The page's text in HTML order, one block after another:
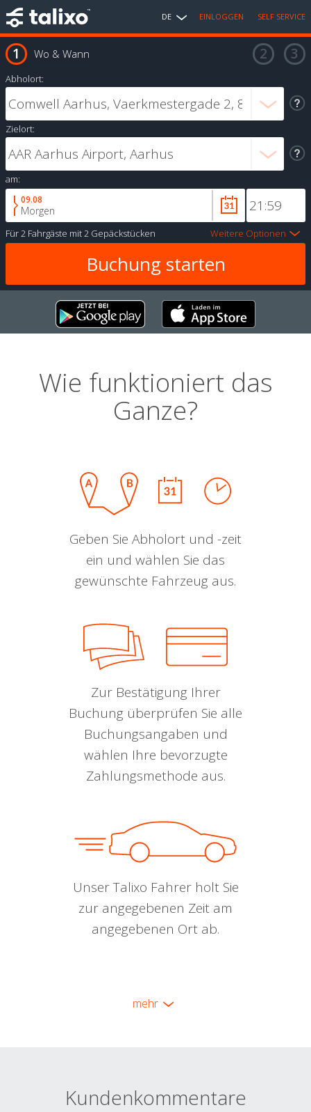
DE EINLOGGEN SELF SERVICE
Wo & Wann
Abholort:
Zielort:
am:
09.08
Morgen
Für2 Fahrgäste mit2 Gepäckstücken Weitere Optionen
Wie funktioniert das
Ganze?
Geben Sie Abholort und -zeit
ein und wählen Sie das
gewünschte Fahrzeug aus.
Zur Bestätigung Ihrer
Buchung überprüfen Sie alle
Buchungsangaben und
wählen Ihre bevorzugte
Zahlungsmethode aus.
Unser Talixo Fahrer holt Sie
zur angegebenen Zeit am
angegebenen Ort ab.
mehr
Kundenkommentare